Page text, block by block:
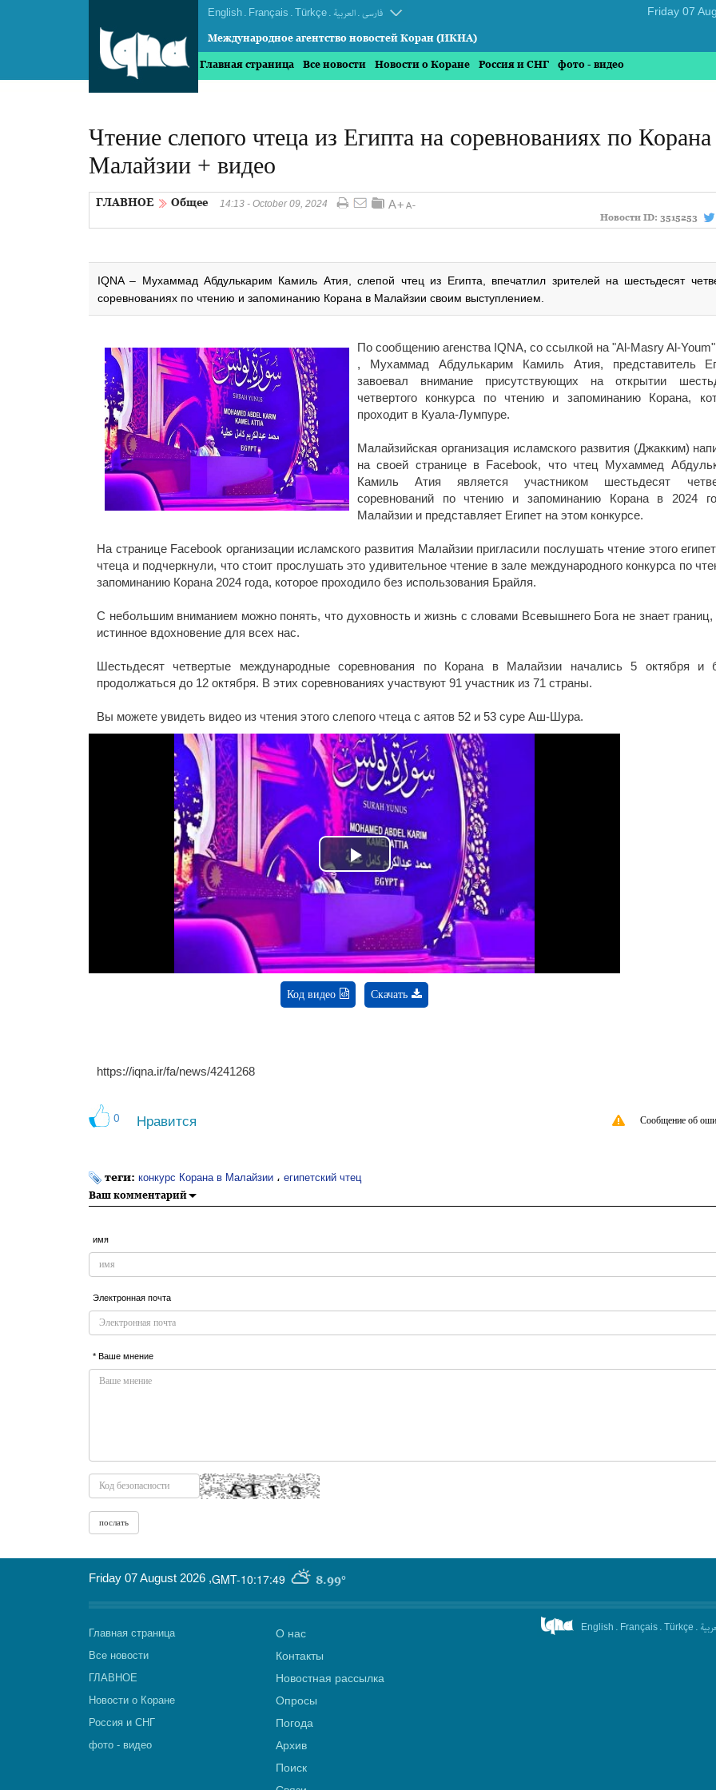
English . Français . Türkçe . العربیة . فارسی
Международное агентство новостей Коран (ИКНА)
Главная страница Все новости Новости о Коране Россия и СНГ фото - видео
Чтение слепого чтеца из Египта на соревнованиях по
Малайзии + видео
ГЛАВНОЕ Общее
14:13 - October 09, 2024
Новости ID: 3515253
IQNA – Мухаммад Абдулькарим Камиль Атия, слепой чтец из Египта, впечатлил зрителей на шестьдесят
соревнованиях по чтению и запоминанию Корана в Малайзии своим выступлением.
По сообщению агенства IQNA, со ссылкой на "Al-Masry Al-Youm"
, Мухаммад Абдулькарим Камиль Атия, представитель
завоевал внимание присутствующих на открытии
четвертого конкурса по чтению и запоминанию Корана,
проходит в Куала-Лумпуре.
Малайзийская организация исламского развития (Джакким)
на своей странице в Facebook, что чтец Мухаммед
Камиль Атия является участником шестьдесят
соревнований по чтению и запоминанию Корана в 2024
Малайзии и представляет Египет на этом конкурсе.
На странице Facebook организации исламского развития Малайзии пригласили послушать чтение этого
чтеца и подчеркнули, что стоит прослушать это удивительное чтение в зале международного конкурса по
запоминанию Корана 2024 года, которое проходило без использования Брайля.
С небольшим вниманием можно понять, что духовность и жизнь с словами Всевышнего Бога не знает границ,
истинное вдохновение для всех нас.
Шестьдесят четвертые международные соревнования по Корана в Малайзии начались 5 октября и
продолжаться до 12 октября. В этих соревнованиях участвуют 91 участник из 71 страны.
Вы можете увидеть видео из чтения этого слепого чтеца с аятов 52 и 53 суре Аш-Шура.
Play
Video
Код видео Скачать
https://iqna.ir/fa/news/4241268
0 Нравится Сообщение об
теги: конкурс Корана в Малайзии ، египетский чтец
Ваш комментарий
имя
Электронная почта
* Ваше мнение
GMT-10:17:49 8.99°
Friday 07 August 2026 ,
Главная страница
Все новости
ГЛАВНОЕ
Новости о Коране
Россия и СНГ
фото - видео
О нас
Контакты
Новостная рассылка
Опросы
Погода
Архив
Поиск
English . Français . Türkçe .